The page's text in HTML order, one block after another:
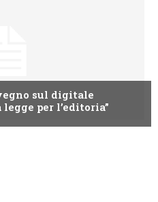
sul digitale
per l’editoria”